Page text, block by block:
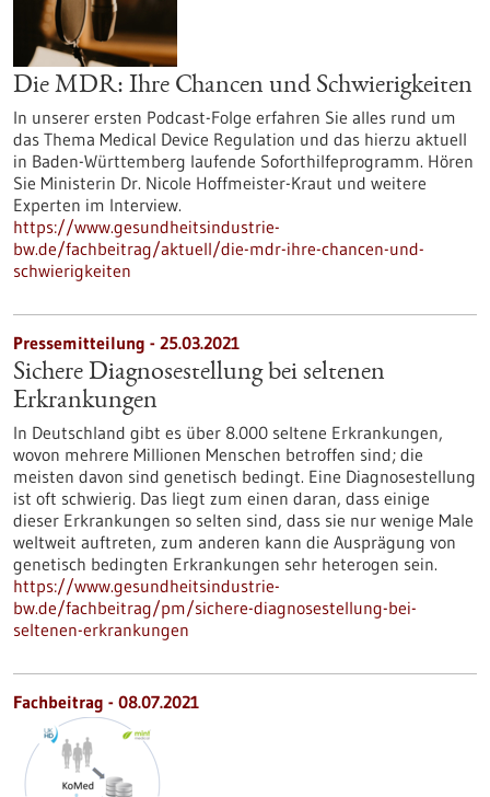
Die MDR: Ihre Chancen und Schwierigkeiten
In unserer ersten Podcast-Folge erfahren Sie alles rund um
das Thema Medical Device Regulation und das hierzu aktuell
in Baden-Württemberg laufende Soforthilfeprogramm. Hören
Sie Ministerin Dr. Nicole Hoffmeister-Kraut und weitere
Experten im Interview.
https://www.gesundheitsindustrie-
bw.de/fachbeitrag/aktuell/die-mdr-ihre-chancen-und-
schwierigkeiten
Pressemitteilung - 25.03.2021
Sichere Diagnosestellung bei seltenen
Erkrankungen
In Deutschland gibt es über 8.000 seltene Erkrankungen,
wovon mehrere Millionen Menschen betroffen sind; die
meisten davon sind genetisch bedingt. Eine Diagnosestellung
ist oft schwierig. Das liegt zum einen daran, dass einige
dieser Erkrankungen so selten sind, dass sie nur wenige Male
weltweit auftreten, zum anderen kann die Ausprägung von
genetisch bedingten Erkrankungen sehr heterogen sein.
https://www.gesundheitsindustrie-
bw.de/fachbeitrag/pm/sichere-diagnosestellung-bei-
seltenen-erkrankungen
Fachbeitrag - 08.07.2021